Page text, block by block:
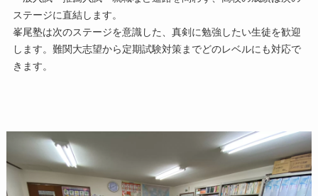
ステージに直結します。
峯尾塾は次のステージを意識した、真剣に勉強したい生徒を歓迎
します。難関大志望から定期試験対策までどのレベルにも対応で
きます。